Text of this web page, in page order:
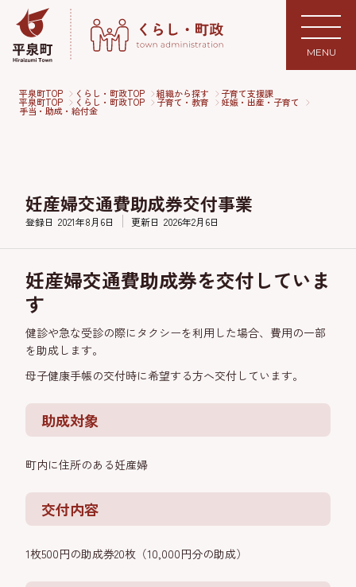
MENU
平泉町TOP くらし・町政TOP 組織から探す 子育て支援課
平泉町TOP くらし・町政TOP 子育て・教育 妊娠・出産・子育て
手当・助成・給付金
妊産婦交通費助成券交付事業
登録日 2021年8月6日 更新日 2026年2月6日
妊産婦交通費助成券を交付していま
す
健診や急な受診の際にタクシーを利用した場合、費用の一部
を助成します。
母子健康手帳の交付時に希望する方へ交付しています。
助成対象
町内に住所のある妊産婦
交付内容
1枚500円の助成券20枚（10,000円分の助成）